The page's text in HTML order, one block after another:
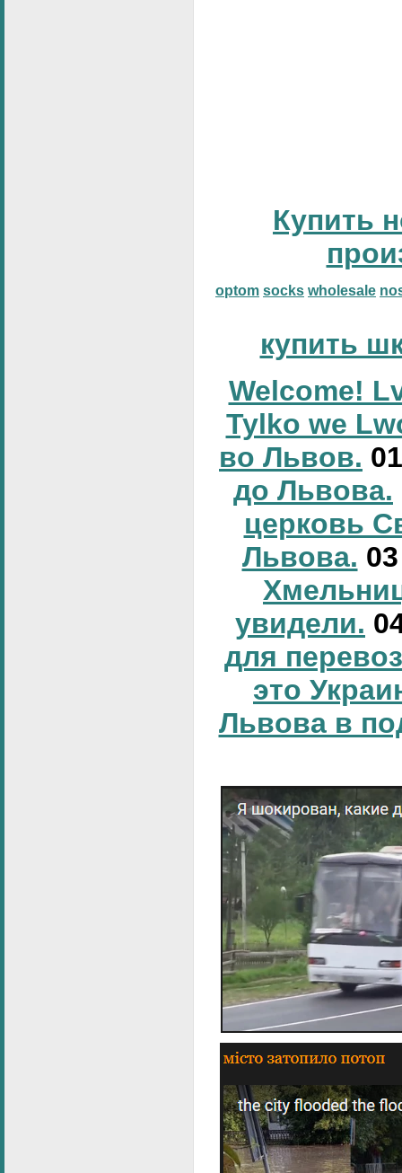
Купить
optom socks wholesale
купить
Welcome!
Tylko we
во Львов.
до Львова.
церковь
Львова.
увидели.
для
это
Львова в